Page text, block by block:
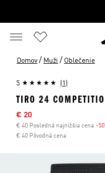
Domov / Muži / Oblečenie
5 (1)
TIRO 24
Výpredajová cena
€ 20
€ 40 Posledná najnižšia cena -
€ 40 Pôvodná cena